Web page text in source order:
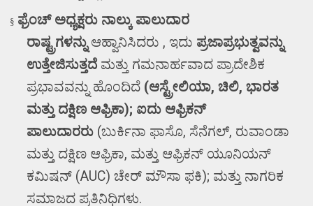
§ ಫ್ರೆಂಚ್ ಅಧ್ಯಕ್ಷರು ನಾಲ್ಕು ಪಾಲುದಾರ
ರಾಷ್ಟ್ರಗಳನ್ನು ಆಹ್ವಾನಿಸಿದರು , ಇದು ಪ್ರಜಾಪ್ರಭುತ್ವವನ್ನು
ಉತ್ತೇಜಿಸುತ್ತದೆ ಮತ್ತು ಗಮನಾರ್ಹವಾದ ಪ್ರಾದೇಶಿಕ
ಪ್ರಭಾವವನ್ನು ಹೊಂದಿದೆ (ಆಸ್ಟ್ರೇಲಿಯಾ,ಚಿಲಿ,ಭಾರತ
ಮತ್ತು ದಕ್ಷಿಣ ಆಫ್ರಿಕಾ); ಐದು ಆಫ್ರಿಕನ್
ಪಾಲುದಾರರು (ಬುರ್ಕಿನಾ ಫಾಸೊ, ಸೆನೆಗಲ್, ರುವಾಂಡಾ
ಮತ್ತು ದಕ್ಷಿಣ ಆಫ್ರಿಕಾ, ಮತ್ತು ಆಫ್ರಿಕನ್ ಯೂನಿಯನ್
ಕಮಿಷನ್ (AUC)ಚೇರ್ ಮೌಸಾ ಫಕಿ); ಮತ್ತು ನಾಗರಿಕ
ಸಮಾಜದ ಪ್ರತಿನಿಧಿಗಳು.